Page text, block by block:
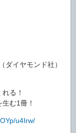
ダイヤモンド社）
る！
む1冊！
u4Irw/